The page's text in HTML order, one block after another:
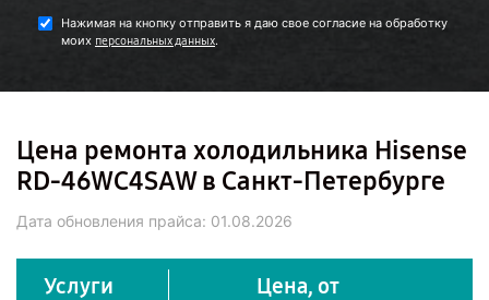
Нажимая на кнопку отправить я даю свое согласие на обработку
моих персональных данных.
Цена ремонта холодильника Hisense
RD-46WC4SAW в Санкт-Петербурге
Дата обновления прайса: 01.08.2026
Услуги Цена, от